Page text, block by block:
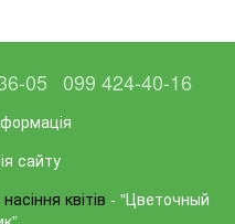
05 099 424-40-16
сайту
квітів - "Цветочный